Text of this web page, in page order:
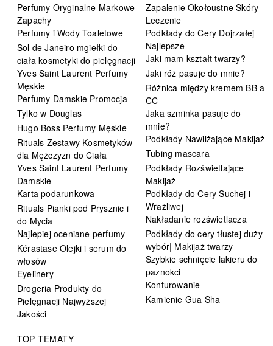
Perfumy Oryginalne Markowe
Zapachy
Perfumy i Wody Toaletowe
Sol de Janeiro mgiełki do
ciała kosmetyki do pielęgnacji
Yves Saint Laurent Perfumy
Męskie
Perfumy Damskie Promocja
Tylko w Douglas
Hugo Boss Perfumy Męskie
Rituals Zestawy Kosmetyków
dla Mężczyzn do Ciała
Yves Saint Laurent Perfumy
Damskie
Karta podarunkowa
Rituals Pianki pod Prysznic i
do Mycia
Najlepiej oceniane perfumy
Kérastase Olejki i serum do
włosów
Eyelinery
Drogeria Produkty do
Pielęgnacji Najwyższej
Jakości
Zapalenie Okołoustne Skóry
Leczenie
Podkłady do Cery Dojrzałej
Najlepsze
Jaki mam kształt twarzy?
Jaki róż pasuje do mnie?
Różnica między kremem BB a
CC
Jaka szminka pasuje do
mnie?
Podkłady Nawilżające Makijaż
Tubing mascara
Podkłady Rozświetlające
Makijaż
Podkłady do Cery Suchej i
Wrażliwej
Nakładanie rozświetlacza
Podkłady do cery tłustej duży
wybór| Makijaż twarzy
Szybkie schnięcie lakieru do
paznokci
Konturowanie
Kamienie Gua Sha
TOP TEMATY